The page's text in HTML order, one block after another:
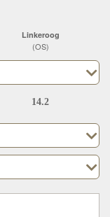
Linkeroog
(OS)